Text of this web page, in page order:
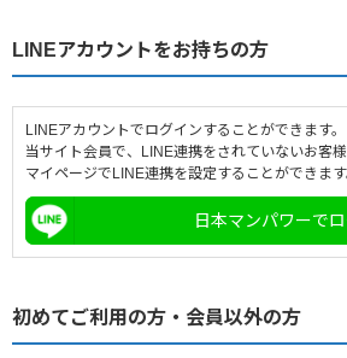
LINEアカウントをお持ちの方
LINEアカウントでログインすることができます。
当サイト会員で、LINE連携をされていないお客
マイページでLINE連携を設定することができます
日本マンパワーで
初めてご利用の方・会員以外の方